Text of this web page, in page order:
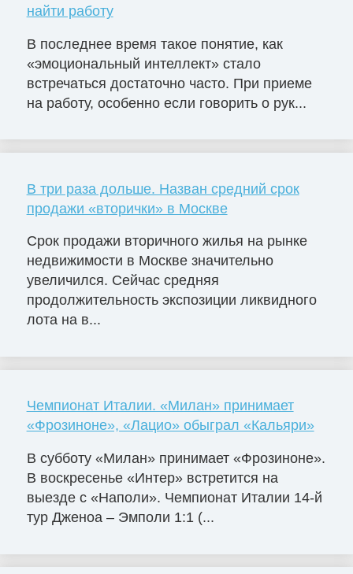
найти работу
В последнее время такое понятие, как
«эмоциональный интеллект» стало
встречаться достаточно часто. При приеме
на работу, особенно если говорить о рук...
В три раза дольше. Назван средний срок
продажи «вторички» в Москве
Срок продажи вторичного жилья на рынке
недвижимости в Москве значительно
увеличился. Сейчас средняя
продолжительность экспозиции ликвидного
лота на в...
Чемпионат Италии. «Милан» принимает
«Фрозиноне», «Лацио» обыграл «Кальяри»
В субботу «Милан» принимает «Фрозиноне».
В воскресенье «Интер» встретится на
выезде с «Наполи». Чемпионат Италии 14-й
тур Дженоа – Эмполи 1:1 (...